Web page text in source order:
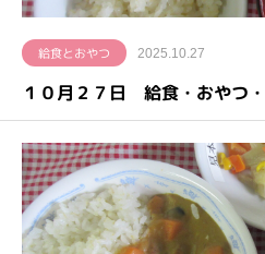
給食とおやつ 2025.10.27
１０月２７日 給食・おやつ